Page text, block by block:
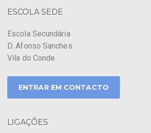
ESCOLA SEDE
Escola Secundária
D. Afonso Sanches
Vila do Conde
ENTRAR EM CONTACTO
LIGAÇÕES